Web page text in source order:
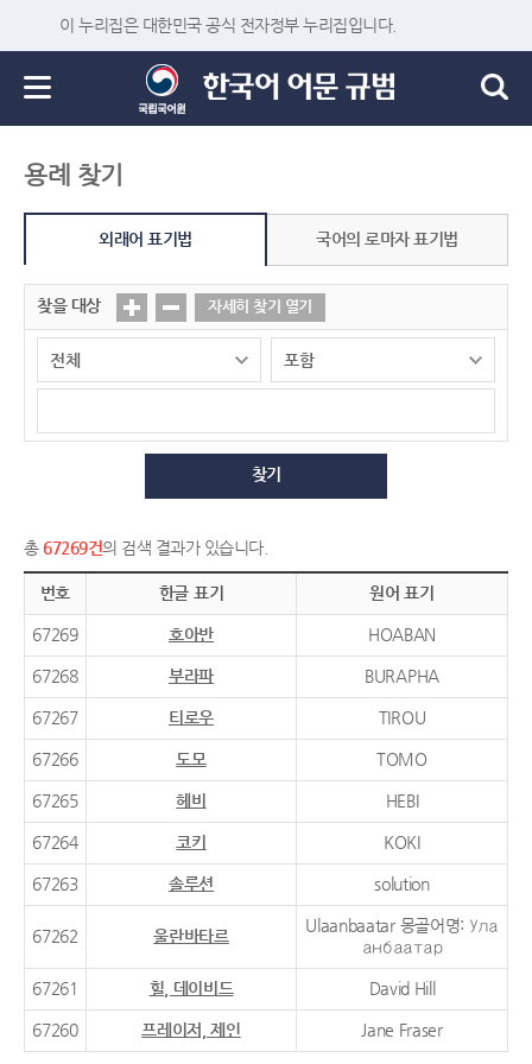
이 누리집은 대한민국 공식 전자정부 누리집입니다.
용례 찾기
외래어 표기법 국어의 로마자 표기법
찾을 대상 자세히 찾기 열기
찾기
총 67269건의 검색 결과가 있습니다.
번호 한글 표기 원어 표기
67269 호아반 HOABAN
67268 부라파 BURAPHA
67267 티로우 TIROU
67266 도모 TOMO
67265 헤비 HEBI
67264 코키 KOKI
67263 솔루션 solution
67262 울란바타르
Ulaanbaatar 몽골어명: Ула
анбаатар
67261 힐, 데이비드 David Hill
67260 프레이저, 제인 Jane Fraser